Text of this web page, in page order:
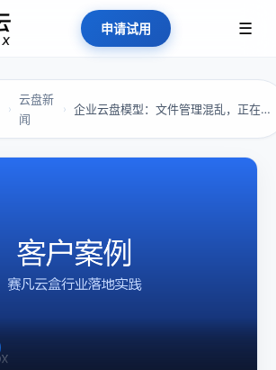
申请试用 ☰
›
云盘新
闻
› 企业云盘模型：文件管理混乱，正在偷走中小企业...